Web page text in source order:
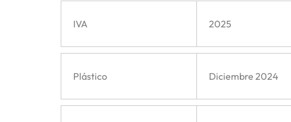
IVA 2025
Plástico Diciembre 2024